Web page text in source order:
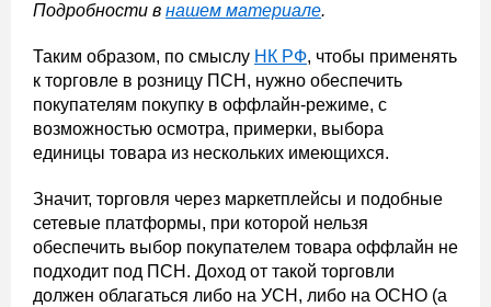
Подробности в нашем материале.
Таким образом, по смыслу НК РФ, чтобы применять
к торговле в розницу ПСН, нужно обеспечить
покупателям покупку в оффлайн-режиме, с
возможностью осмотра, примерки, выбора
единицы товара из нескольких имеющихся.
Значит, торговля через маркетплейсы и подобные
сетевые платформы, при которой нельзя
обеспечить выбор покупателем товара оффлайн не
подходит под ПСН. Доход от такой торговли
должен облагаться либо на УСН, либо на ОСНО (а